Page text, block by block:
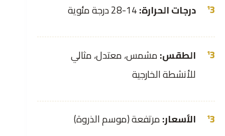
درجات الحرارة:
الطقس:مشمس، معتدل، مثالي
للأنشطة الخارجية
الأسعار:مرتفعة (موسم الذروة)